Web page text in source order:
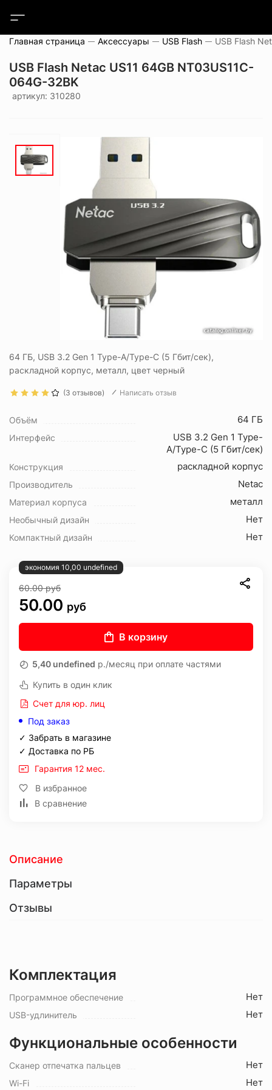
Главная страница Аксессуары USB Flash
USB Flash Netac US11 64GB NT03US11C-
064G-32BK
артикул: 310280
64 ГБ, USB 3.2 Gen 1 Type-A/Type-C (5 Гбит/сек),
раскладной корпус, металл, цвет черный
(3 отзывов) Написать отзыв
Объём 64 ГБ
Интерфейс
USB 3.2 Gen 1 Type-
A/Type-C (5 Гбит/сек)
Конструкция раскладной корпус
Производитель Netac
Материал корпуса металл
Необычный дизайн Нет
Компактный дизайн Нет
экономия 10,00 undefined
60.00руб
50.00 руб
В корзину
5,40 undefined р./месяц при оплате частями
Купить в один клик
Счет для юр. лиц
Под заказ
✓ Забрать в магазине
✓ Доставка по РБ
Гарантия 12 мес.
В избранное
В сравнение
Описание
Параметры
Отзывы
Комплектация
Программное обеспечение Нет
USB-удлинитель Нет
Функциональные особенности
Сканер отпечатка пальцев Нет
Wi-Fi Нет